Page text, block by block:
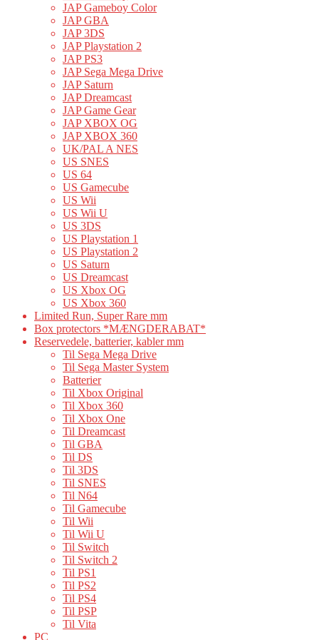
JAP Gameboy Color
JAP GBA
JAP 3DS
JAP Playstation 2
JAP PS3
JAP Sega Mega Drive
JAP Saturn
JAP Dreamcast
JAP Game Gear
JAP XBOX OG
JAP XBOX 360
UK/PAL A NES
US SNES
US 64
US Gamecube
US Wii
US Wii U
US 3DS
US Playstation 1
US Playstation 2
US Saturn
US Dreamcast
US Xbox OG
US Xbox 360
Limited Run, Super Rare mm
Box protectors *MÆNGDERABAT*
Reservedele, batterier, kabler mm
Til Sega Mega Drive
Til Sega Master System
Batterier
Til Xbox Original
Til Xbox 360
Til Xbox One
Til Dreamcast
Til GBA
Til DS
Til 3DS
Til SNES
Til N64
Til Gamecube
Til Wii
Til Wii U
Til Switch
Til Switch 2
Til PS1
Til PS2
Til PS4
Til PSP
Til Vita
PC